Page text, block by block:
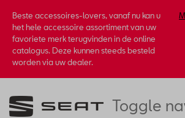
Beste accessoires-lovers, vanaf nu kan u
het hele accessoire assortiment van uw
favoriete merk terugvinden in de online
catalogus. Deze kunnen steeds besteld
worden via uw dealer.
Toggle